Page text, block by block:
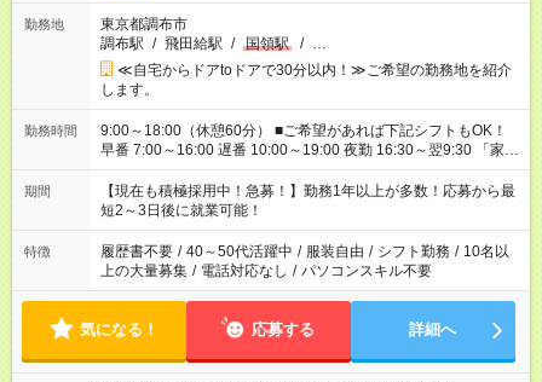
勤務地
東京都調布市
調布駅 / 飛田給駅 / 国領駅 / …
≪自宅からドアtoドアで30分以内！≫ご希望の勤務地を紹介
します。
勤務時間
9:00～18:00（休憩60分） ■ご希望があれば下記シフトもOK！
早番 7:00～16:00 遅番 10:00～19:00 夜勤 16:30～翌9:30 「家族
と休みを合わせたい」 「余裕を持って夕飯の準備がしたい」
「できれば残業はしたくない」 など、ご希望を教えてください
ね。 ※Wワーク希望の方へ 今ご覧のお仕事で希望する勤務時間
と、もう1つのお仕事の勤務時間。 合計で週40時間を超える場
合は応募できません。
期間
【現在も積極採用中！急募！】勤務1年以上が多数！応募から最
短2～3日後に就業可能！
特徴 履歴書不要 / 40～50代活躍中 / 服装自由 / シフト勤務 / 10名以
上の大量募集 / 電話対応なし / パソコンスキル不要
気になる！ 応募する 詳細へ